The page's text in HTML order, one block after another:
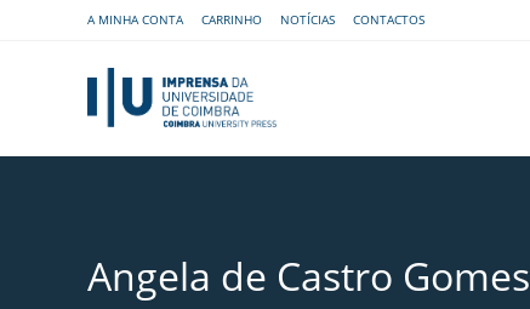
A MINHA CONTA CARRINHO NOTÍCIAS CONTACTOS
Angela de Castro Gomes